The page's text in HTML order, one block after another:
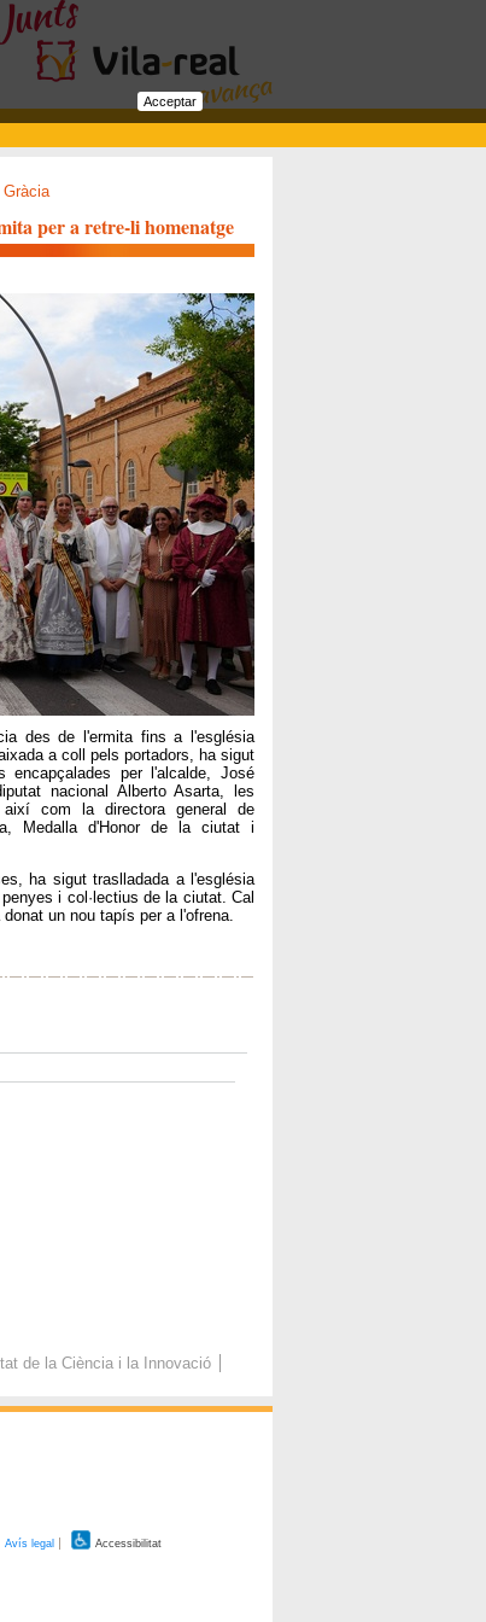
Gràcia
per a retre-li homenatge
des de l'ermita fins a l'església
a coll pels portadors, ha sigut
encapçalades per l'alcalde, José
nacional Alberto Asarta, les
com la directora general de
Medalla d'Honor de la ciutat i
ha sigut traslladada a l'església
i col·lectius de la ciutat. Cal
un nou tapís per a l'ofrena.
de la Ciència i la Innovació
Avís legal Accessibilitat
Acceptar